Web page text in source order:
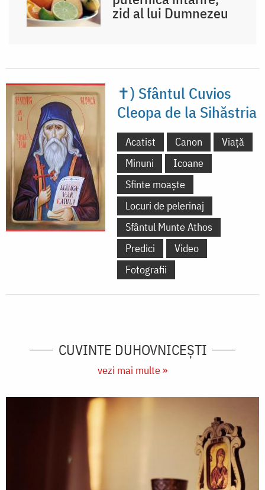
zid al lui Dumnezeu
✝) Sfântul Cuvios
Cleopa de la Sihăstria
Acatist Canon
Viață
Minuni
Icoane
Sfinte moaște
Locuri de pelerinaj
Sfântul Munte Athos
Predici
Video
Fotografii
CUVINTE DUHOVNICEȘTI
vezi mai multe »